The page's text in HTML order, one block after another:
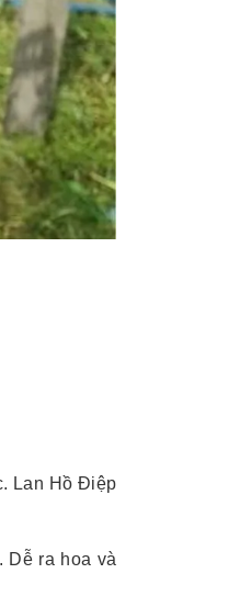
Lan Hồ Điệp
Dễ ra hoa và